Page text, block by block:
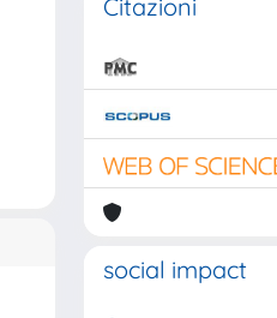
Citazioni
social impact